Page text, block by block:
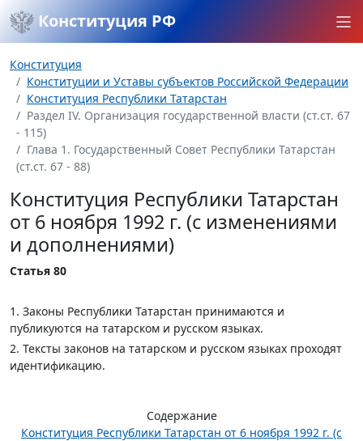
Конституция РФ
Конституция
Конституции и Уставы субъектов Российской Федерации
Конституция Республики Татарстан
Раздел IV. Организация государственной власти (ст.ст. 67
- 115)
Глава 1. Государственный Совет Республики Татарстан
(ст.ст. 67 - 88)
Конституция Республики Татарстан
от 6 ноября 1992 г. (с изменениями
и дополнениями)
Статья 80
1. Законы Республики Татарстан принимаются и
публикуются на татарском и русском языках.
2. Тексты законов на татарском и русском языках проходят
идентификацию.
Содержание
Конституция Республики Татарстан от 6 ноября 1992 г. (с